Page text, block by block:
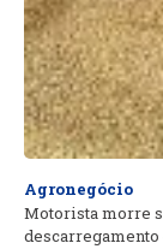
Agronegócio
Motorista morre